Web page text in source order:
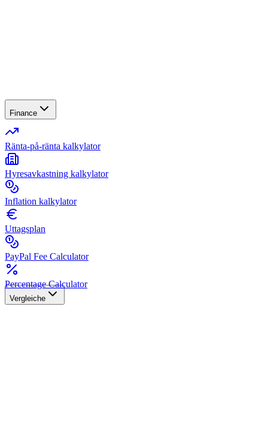
Finance
Ränta-på-ränta kalkylator
Hyresavkastning kalkylator
Inflation kalkylator
Uttagsplan
PayPal Fee Calculator
Percentage Calculator
Vergleiche